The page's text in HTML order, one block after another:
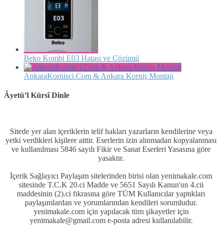
Beko Kombi E03 Hatası ve Çözümü
AnkaraKornisci.Com & Ankara Korniş Montajı
Âyetü’l Kürsî Dinle
Sitede yer alan içeriklerin telif hakları yazarların kendilerine veya
yetki verdikleri kişilere aittir. Eserlerin izin alınmadan kopyalanması
ve kullanılması 5846 sayılı Fikir ve Sanat Eserleri Yasasına göre
yasaktır.
İçerik Sağlayıcı Paylaşım sitelerinden birisi olan yenimakale.com
sitesinde T.C.K 20.ci Madde ve 5651 Sayılı Kanun'un 4.cü
maddesinin (2).ci fıkrasına göre TÜM Kullanıcılar yaptıkları
paylaşımlardan ve yorumlarından kendileri sorumludur.
yenimakale.com için yapılacak tüm şikayetler için
yenimakale@gmail.com e-posta adresi kullanılabilir.